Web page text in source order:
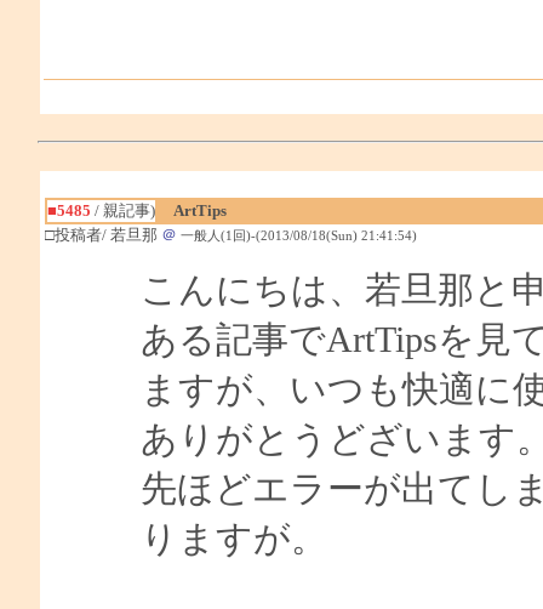
■5485 / 親記事)
ArtTips
□投稿者/ 若旦那 ＠ 一般人(1回)-(2013/08/18(Sun) 21:41:54)
こんにちは、若旦那と
ある記事でArtTipsを見
ますが、いつも快適に
ありがとうどざいます
先ほどエラーが出てし
りますが。